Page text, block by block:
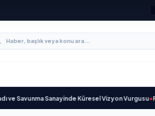
Savunma Sanayinde Küresel Vizyon Vurgusu•